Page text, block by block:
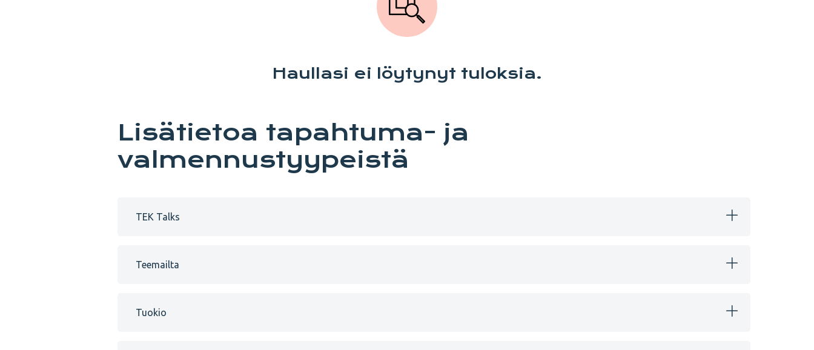
Haullasi ei löytynyt tuloksia.
Lisätietoa tapahtuma- ja
valmennustyypeistä
TEK Talks
Teemailta
Tuokio